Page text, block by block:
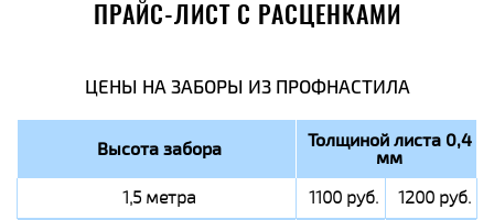
ПРАЙС-ЛИСТ С РАСЦЕНКАМИ
ЦЕНЫ НА ЗАБОРЫ ИЗ ПРОФНАСТИЛА
Высота забора Толщиной листа 0,4
мм
1,5 метра 1100 руб. 1200 руб.